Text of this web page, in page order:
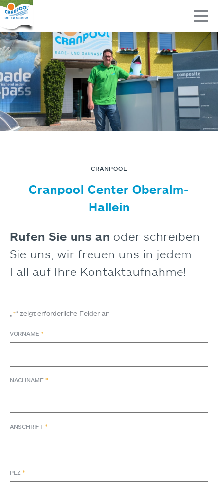
CRANPOOL
Cranpool Center Oberalm-
Hallein
Rufen Sie uns an oder schreiben
Sie uns, wir freuen uns in jedem
Fall auf Ihre Kontaktaufnahme!
*“ zeigt erforderliche Felder an
VORNAME *
NACHNAME *
ANSCHRIFT *
PLZ *